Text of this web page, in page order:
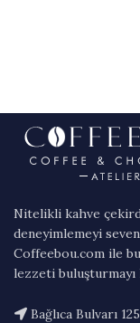
Nitelikli kahve
deneyimlemeyi
Coffeebou.com ile
lezzeti
Bağlıca Bulvarı